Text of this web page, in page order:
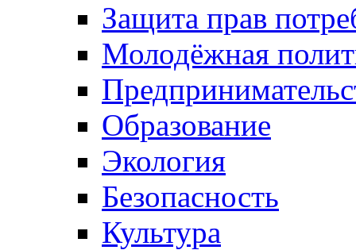
Защита прав
Молодёжная
Образование
Экология
Безопасность
Культура